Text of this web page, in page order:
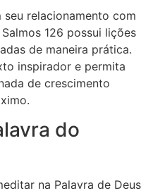
seu relacionamento com
126 possui lições
de maneira prática.
inspirador e permita
de crescimento
do
na Palavra de Deus